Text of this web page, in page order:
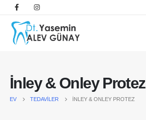
İnley & Onley Protez
EV TEDAVILER İNLEY & ONLEY PROTEZ